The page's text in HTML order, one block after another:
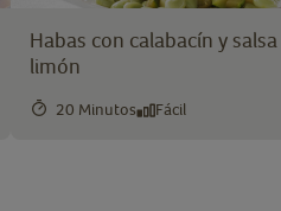
Habas con calabacín y
limón
20 Minutos Fácil